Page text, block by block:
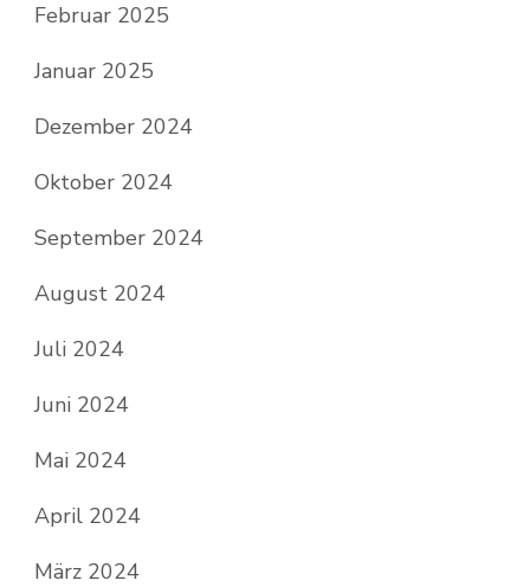
Februar 2025
Januar 2025
Dezember 2024
Oktober 2024
September 2024
August 2024
Juli 2024
Juni 2024
Mai 2024
April 2024
März 2024